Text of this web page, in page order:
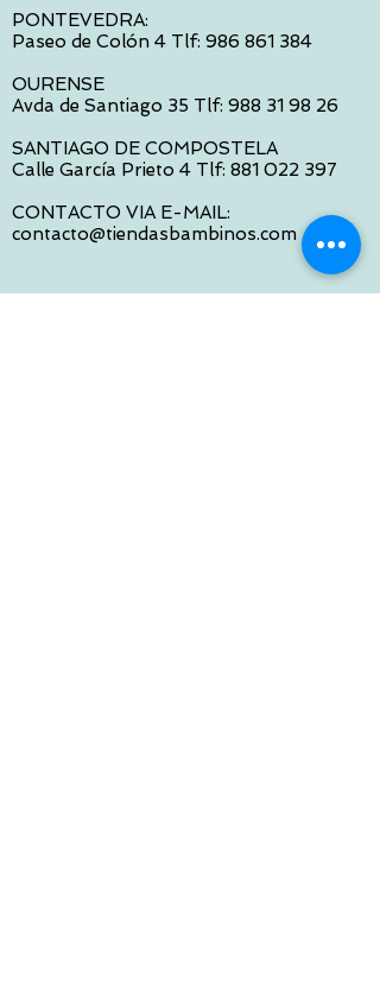
PONTEVEDRA:
Paseo de Colón 4 Tlf: 986 861 384
OURENSE
Avda de Santiago 35 Tlf: 988 31 98 26
SANTIAGO DE COMPOSTELA
Calle García Prieto 4 Tlf: 881 022 397
CONTACTO VIA E-MAIL:
contacto@tiendasbambinos.com
HORARIO